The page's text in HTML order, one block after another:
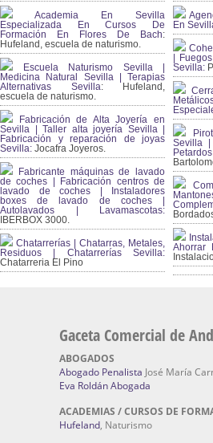
Academia En Sevilla
Especializada En Cursos De
Formación En Flores De Bach:
Hufeland, escuela de naturismo.
Escuela Naturismo Sevilla |
Medicina Natural Sevilla | Terapias
Alternativas Sevilla: Hufeland,
escuela de naturismo.
Fabricación de Alta Joyería en
Sevilla | Taller alta joyería Sevilla |
Fabricación y reparación de joyas
Sevilla: Jocafra Joyeros.
Fabricante máquinas de lavado
de coches | Fabricación centros de
lavado de coches | Instaladores
boxes de lavado de coches |
Autolavados | Lavamascotas:
IBERBOX 3000.
Chatarrerías | Chatarras, Metales,
Residuos | Chatarrerías Sevilla:
Chatarreria El Pino
En
|
Sevilla:
Sevilla |
Ahorrar
Gaceta Comercial de
ABOGADOS
Abogado Penalista José María
Eva Roldán Abogada
ACADEMIAS / CURSOS DE
Hufeland, Naturismo